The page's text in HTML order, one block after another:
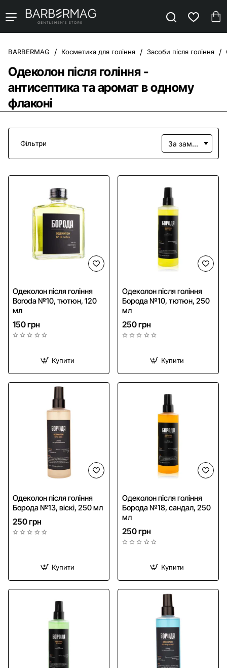
Одеколон після гоління -
антисептика та аромат в одному
флаконі
Косметика для гоління Засоби після гоління
Фільтри
Одеколон після гоління
Boroda №10, тютюн, 120
мл
150 грн
Купити
Одеколон після гоління
Борода №10, тютюн, 250
мл
250 грн
Купити
Одеколон після гоління
Борода №13, віскі, 250 мл
250 грн
Купити
Одеколон після гоління
Борода №18, сандал, 250
мл
250 грн
Купити